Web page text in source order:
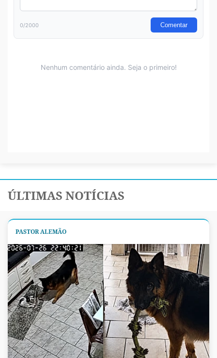
ÚLTIMAS NOTÍCIAS
PASTOR ALEMÃO